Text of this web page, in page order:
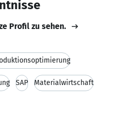
Profil zu sehen.
SAP Materialwirtschaft